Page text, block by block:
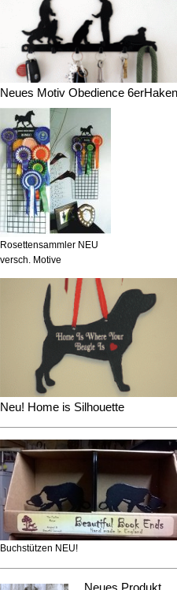
Neues Motiv Obedience 6erHaken
Rosettensammler NEU
versch. Motive
Neu! Home is Silhouette
Buchstützen NEU!
Neues Produkt_